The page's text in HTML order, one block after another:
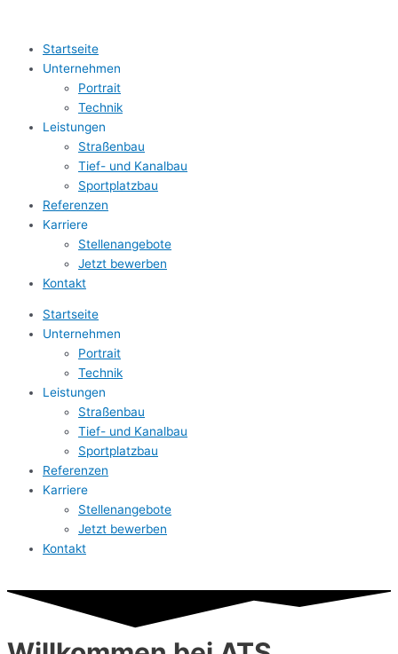
Startseite
Unternehmen
Portrait
Technik
Leistungen
Straßenbau
Tief- und Kanalbau
Sportplatzbau
Referenzen
Karriere
Stellenangebote
Jetzt bewerben
Kontakt
Startseite
Unternehmen
Portrait
Technik
Leistungen
Straßenbau
Tief- und Kanalbau
Sportplatzbau
Referenzen
Karriere
Stellenangebote
Jetzt bewerben
Kontakt